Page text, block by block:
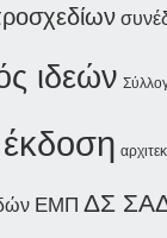
ιδεών
έκδοση
ΕΜΠ ΔΣ